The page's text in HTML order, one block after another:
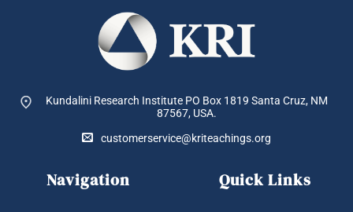
Kundalini Research Institute PO Box 1819 Santa Cruz, NM
87567, USA.
customerservice@kriteachings.org
Navigation Quick Links